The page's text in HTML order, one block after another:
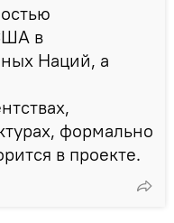
в
Наций, а
формально
в проекте.